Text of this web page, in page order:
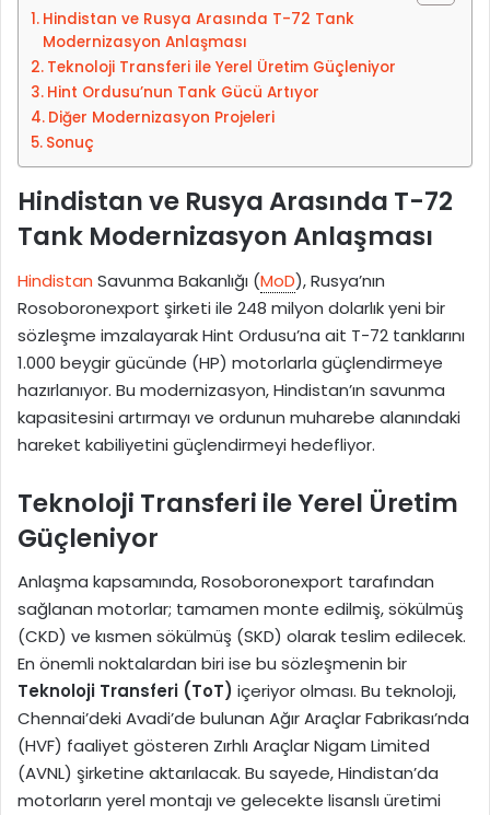
-
p
o
s
t
g
ö
d
e
Hindistan ve Rusya Arasında T-72 Tank
Modernizasyon Anlaşması
Teknoloji Transferi ile Yerel Üretim Güçleniyor
Hint Ordusu’nun Tank Gücü Artıyor
Diğer Modernizasyon Projeleri
Sonuç
Hindistan ve Rusya Arasında T-72
Tank Modernizasyon Anlaşması
Hindistan Savunma Bakanlığı (MoD), Rusya’nın
Rosoboronexport şirketi ile 248 milyon dolarlık yeni bir
sözleşme imzalayarak Hint Ordusu’na ait T-72 tanklarını
1.000 beygir gücünde (HP) motorlarla güçlendirmeye
hazırlanıyor. Bu modernizasyon, Hindistan’ın savunma
kapasitesini artırmayı ve ordunun muharebe alanındaki
hareket kabiliyetini güçlendirmeyi hedefliyor.
Teknoloji Transferi ile Yerel Üretim
Güçleniyor
Anlaşma kapsamında, Rosoboronexport tarafından
sağlanan motorlar; tamamen monte edilmiş, sökülmüş
(CKD) ve kısmen sökülmüş (SKD) olarak teslim edilecek.
En önemli noktalardan biri ise bu sözleşmenin bir
Teknoloji Transferi (ToT) içeriyor olması. Bu teknoloji,
Chennai’deki Avadi’de bulunan Ağır Araçlar Fabrikası’nda
(HVF) faaliyet gösteren Zırhlı Araçlar Nigam Limited
(AVNL) şirketine aktarılacak. Bu sayede, Hindistan’da
motorların yerel montajı ve gelecekte lisanslı üretimi